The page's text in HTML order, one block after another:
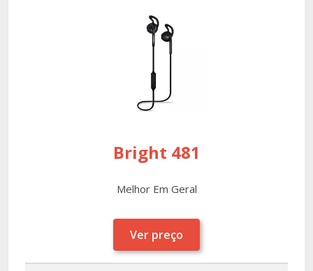
Bright 481
Melhor Em Geral
Ver preço